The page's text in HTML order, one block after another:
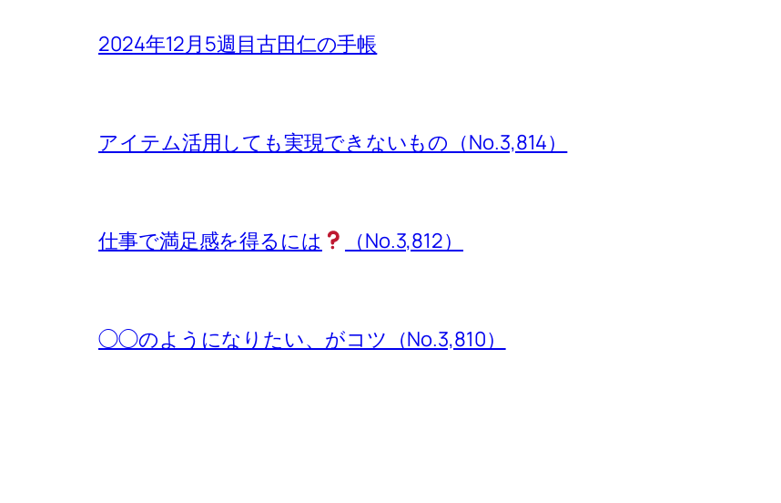
2024年12月5週目古田仁の手帳
アイテム活用しても実現できないもの（No.3,814）
仕事で満足感を得るには （No.3,812）
◯◯のようになりたい、がコツ（No.3,810）